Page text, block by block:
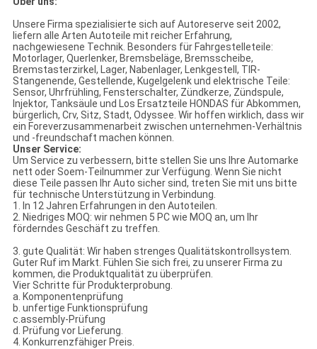
Unsere Firma spezialisierte sich auf Autoreserve seit 2002,
liefern alle Arten Autoteile mit reicher Erfahrung,
nachgewiesene Technik. Besonders für Fahrgestelleteile:
Motorlager, Querlenker, Bremsbeläge, Bremsscheibe,
Bremstasterzirkel, Lager, Nabenlager, Lenkgestell, TIR-
Stangenende, Gestellende, Kugelgelenk und elektrische Teile:
Sensor, Uhrfrühling, Fensterschalter, Zündkerze, Zündspule,
Injektor, Tanksäule und Los Ersatzteile HONDAS für Abkommen,
bürgerlich, Crv, Sitz, Stadt, Odyssee. Wir hoffen wirklich, dass wir
ein Foreverzusammenarbeit zwischen unternehmen-Verhältnis
und -freundschaft machen können.
Unser Service:
Um Service zu verbessern, bitte stellen Sie uns Ihre Automarke
nett oder Soem-Teilnummer zur Verfügung. Wenn Sie nicht
diese Teile passen Ihr Auto sicher sind, treten Sie mit uns bitte
für technische Unterstützung in Verbindung.
1. In 12 Jahren Erfahrungen in den Autoteilen.
2. Niedriges MOQ: wir nehmen 5 PC wie MOQ an, um Ihr
förderndes Geschäft zu treffen.
3. gute Qualität: Wir haben strenges Qualitätskontrollsystem.
Guter Ruf im Markt. Fühlen Sie sich frei, zu unserer Firma zu
kommen, die Produktqualität zu überprüfen.
Vier Schritte für Produkterprobung.
a. Komponentenprüfung
b. unfertige Funktionsprüfung
c.assembly-Prüfung
d. Prüfung vor Lieferung.
4. Konkurrenzfähiger Preis.